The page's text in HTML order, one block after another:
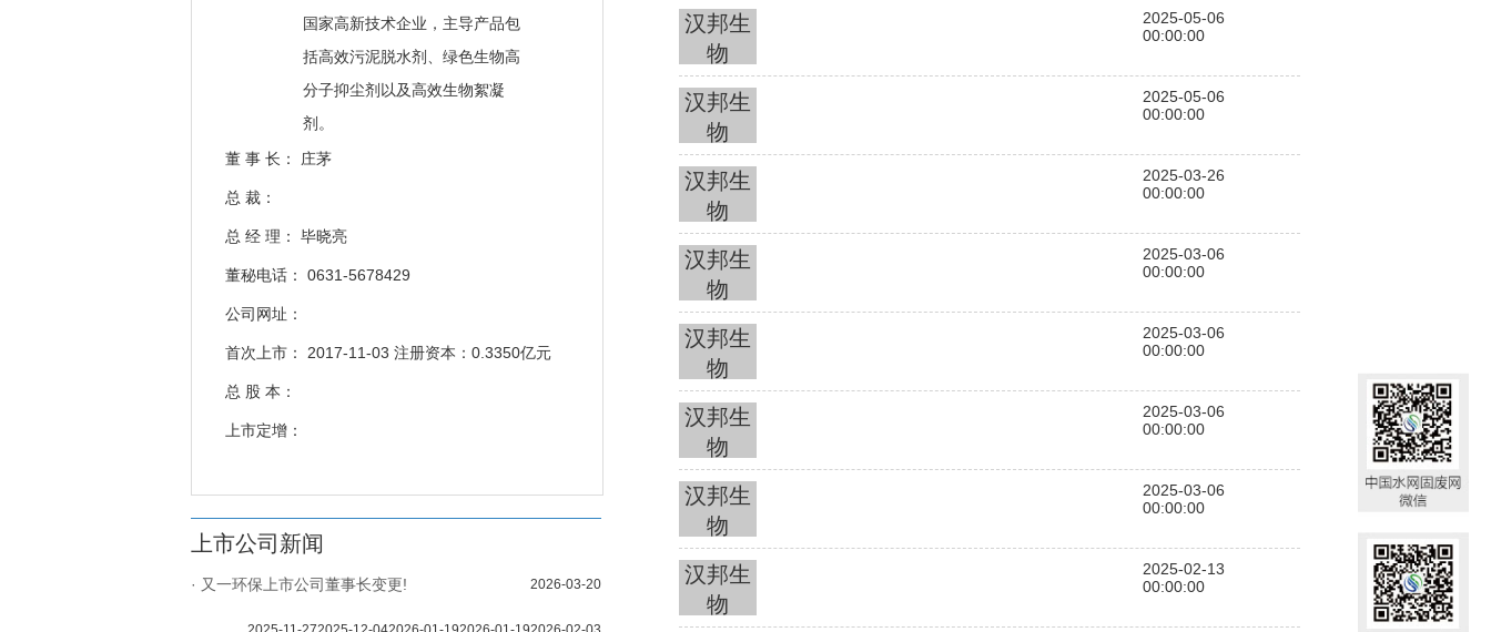
国家高新技术企业，主导产品包
括高效污泥脱水剂、绿色生物高
分子抑尘剂以及高效生物絮凝
剂。
董 事 长： 庄茅
总 裁：
总 经 理： 毕晓亮
董秘电话： 0631-5678429
公司网址：
首次上市： 2017-11-03 注册资本：0.3350亿元
总 股 本：
上市定增：
上市公司新闻
· 又一环保上市公司董事长变更! 2026-03-20
汉邦生
物
2025-05-06
00:00:00
汉邦生
物
2025-05-06
00:00:00
汉邦生
物
2025-03-26
00:00:00
汉邦生
物
2025-03-06
00:00:00
汉邦生
物
2025-03-06
00:00:00
汉邦生
物
2025-03-06
00:00:00
汉邦生
物
2025-03-06
00:00:00
汉邦生
物
2025-02-13
00:00:00